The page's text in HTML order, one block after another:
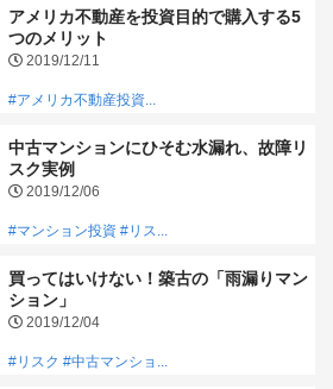
アメリカ不動産を投資目的で購入する5
つのメリット
2019/12/11
#アメリカ不動産投資...
中古マンションにひそむ水漏れ、故障リ
スク実例
2019/12/06
#マンション投資 #リス...
買ってはいけない！築古の「雨漏りマン
ション」
2019/12/04
#リスク #中古マンショ...